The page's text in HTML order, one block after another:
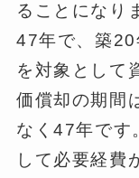
ることになり
47年で、築20
を対象として
価償却の期間
なく47年です
して必要経費